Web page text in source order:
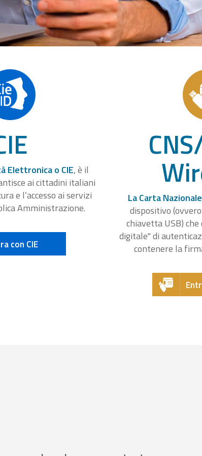
Elettronica o CIE, è il
ai cittadini italiani
e l’accesso ai servizi
Amministrazione.
con CIE
La Carta
dispositivo
chiavetta USB)
digitale" di
contenere la